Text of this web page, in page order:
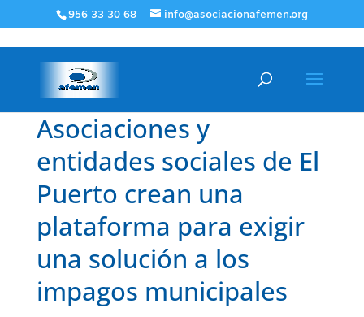
956 33 30 68 info@asociacionafemen.org
Asociaciones y
entidades sociales de El
Puerto crean una
plataforma para exigir
una solución a los
impagos municipales